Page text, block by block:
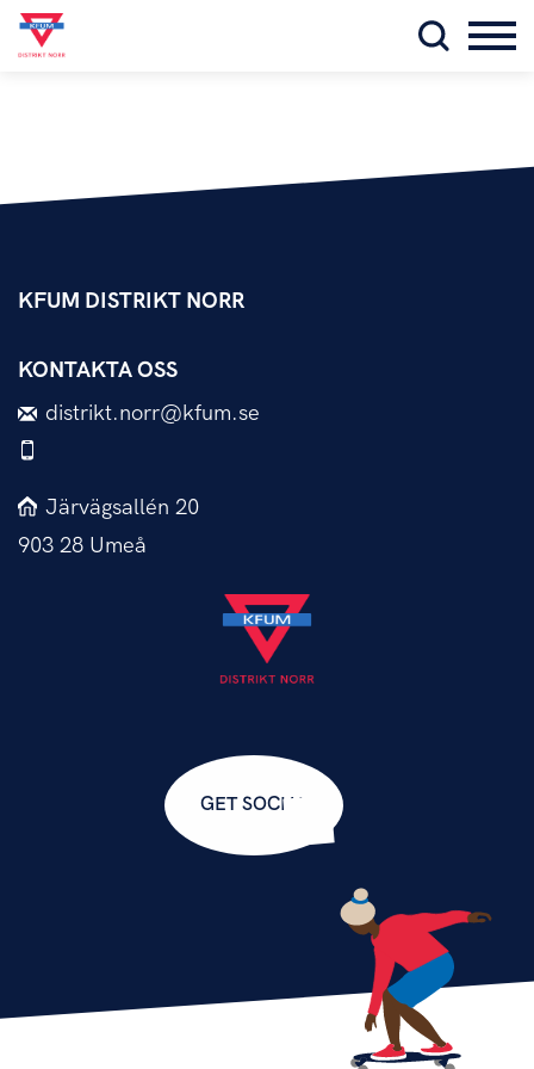
KFUM DISTRIKT NORR
KONTAKTA OSS
distrikt.norr@kfum.se
Järvägsallén 20
903 28 Umeå
GET SOCIAL